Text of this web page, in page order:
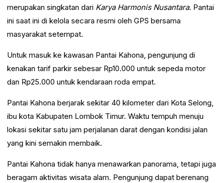
merupakan singkatan dari Karya Harmonis Nusantara. Pantai
ini saat ini di kelola secara resmi oleh GPS bersama
masyarakat setempat.
Untuk masuk ke kawasan Pantai Kahona, pengunjung di
kenakan tarif parkir sebesar Rp10.000 untuk sepeda motor
dan Rp25.000 untuk kendaraan roda empat.
Pantai Kahona berjarak sekitar 40 kilometer dari Kota Selong,
ibu kota Kabupaten Lombok Timur. Waktu tempuh menuju
lokasi sekitar satu jam perjalanan darat dengan kondisi jalan
yang kini semakin membaik.
Pantai Kahona tidak hanya menawarkan panorama, tetapi juga
beragam aktivitas wisata alam. Pengunjung dapat berenang